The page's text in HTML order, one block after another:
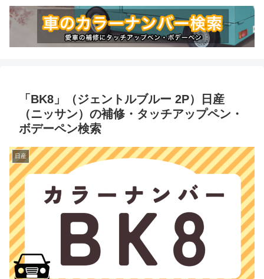
「BK8」（ジェントルブルー 2P）日産
（ニッサン）の補修・タッチアップペン・
ボデーペン検索
日産